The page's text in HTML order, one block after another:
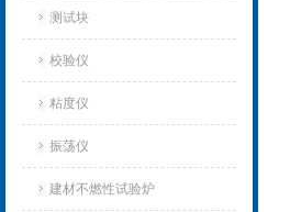
测试块
校验仪
粘度仪
振荡仪
建材不燃性试验炉